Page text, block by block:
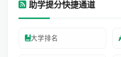
助学提分快捷通道
大学排名